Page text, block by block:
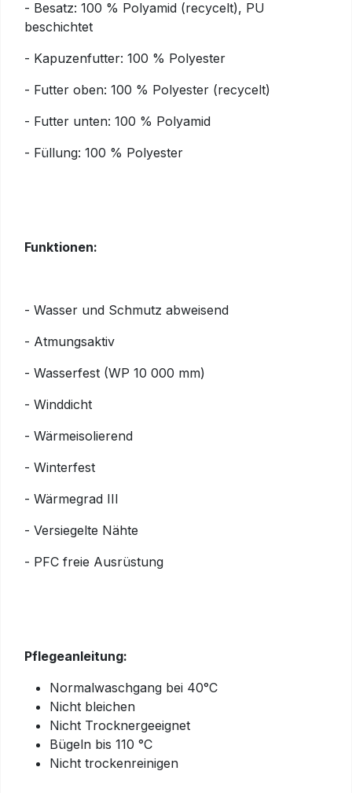
- Besatz: 100 % Polyamid (recycelt), PU
beschichtet
- Kapuzenfutter: 100 % Polyester
- Futter oben: 100 % Polyester (recycelt)
- Futter unten: 100 % Polyamid
- Füllung: 100 % Polyester
Funktionen:
- Wasser und Schmutz abweisend
- Atmungsaktiv
- Wasserfest (WP 10 000 mm)
- Winddicht
- Wärmeisolierend
- Winterfest
- Wärmegrad III
- Versiegelte Nähte
- PFC freie Ausrüstung
Pflegeanleitung:
Normalwaschgang bei 40°C
Nicht bleichen
Nicht Trocknergeeignet
Bügeln bis 110 °C
Nicht trockenreinigen